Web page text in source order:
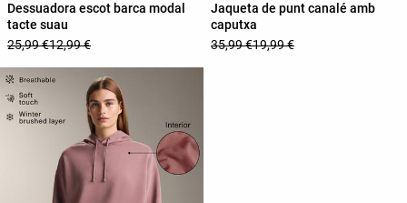
Dessuadora escot barca modal
tacte suau
25,99 €12,99 €
Jaqueta de punt canalé amb
caputxa
35,99 €19,99 €